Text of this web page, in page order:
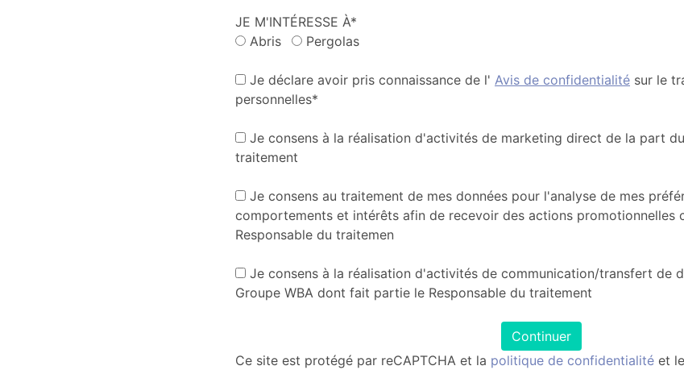
JE M'INTÉRESSE À*
Abris
Pergolas
Je déclare avoir pris connaissance de l' Avis de confidentialité sur le
personnelles*
Je consens à la réalisation d'activités de marketing direct de la part
traitement
Je consens au traitement de mes données pour l'analyse de mes
comportements et intérêts afin de recevoir des actions promotionnelles
Responsable du traitemen
Je consens à la réalisation d'activités de communication/transfert de
Groupe WBA dont fait partie le Responsable du traitement
Continuer
Ce site est protégé par reCAPTCHA et la politique de confidentialité et